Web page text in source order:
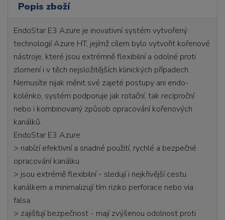
Popis zboží
EndoStar E3 Azure je inovativní systém vytvořený
technologií Azure HT, jejímž cílem bylo vytvořit kořenové
nástroje, které jsou extrémně flexibilní a odolné proti
zlomení i v těch nejsložitějších klinických případech.
Nemusíte nijak měnit své zajeté postupy ani endo-
kolénko, systém podporuje jak rotační, tak reciproční
nebo i kombinovaný způsob opracování kořenových
kanálků.
EndoStar E3 Azure
> nabízí efektivní a snadné použití, rychlé a bezpečné
opracování kanálku
> jsou extrémě flexibilní - sledují i nejkřivější cestu
kanálkem a minimalizují tím riziko perforace nebo via
falsa
> zajišťují bezpečnost - mají zvýšenou odolnost proti